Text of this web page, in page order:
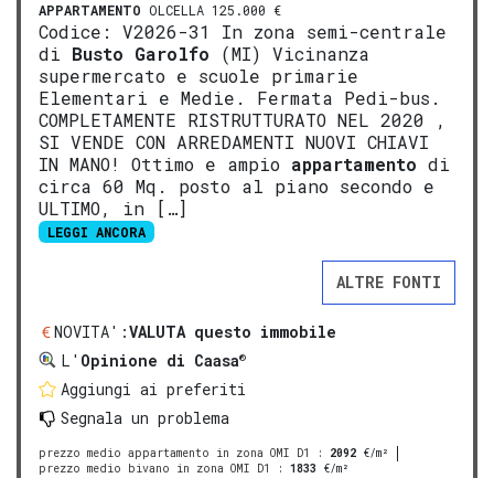
APPARTAMENTO OLCELLA 125.000 €
Codice: V2026-31 In zona semi-centrale
di Busto Garolfo (MI) Vicinanza
supermercato e scuole primarie
Elementari e Medie. Fermata Pedi-bus.
COMPLETAMENTE RISTRUTTURATO NEL 2020 ,
SI VENDE CON ARREDAMENTI NUOVI CHIAVI
IN MANO! Ottimo e ampio appartamento di
circa 60 Mq. posto al piano secondo e
ULTIMO, in […]
LEGGI ANCORA
ALTRE FONTI
NOVITA':VALUTA questo immobile
L' Opinione di Caasa®
Aggiungi ai preferiti
Segnala un problema
prezzo medio appartamento in zona OMI D1 : 2092 €/m²
prezzo medio bivano in zona OMI D1
: 1833 €/m²